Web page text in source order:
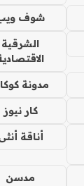
شوف
الشرقية
مدونة
كار نيوز
أناقة
مدسن